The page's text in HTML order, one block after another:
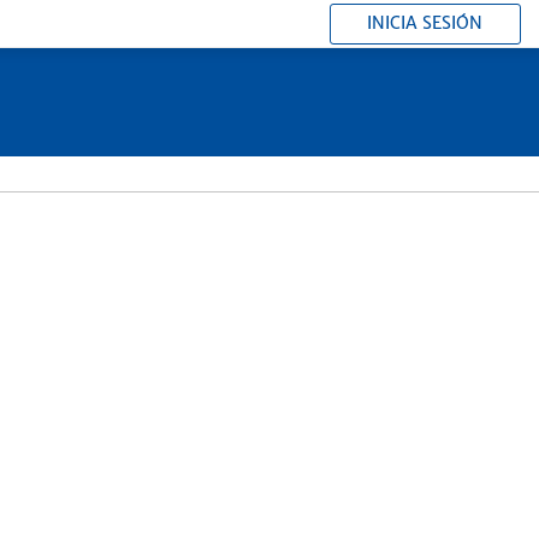
INICIA SESIÓN